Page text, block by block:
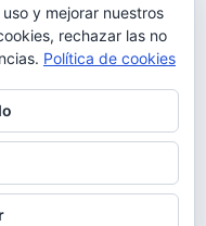
y mejorar nuestros
rechazar las no
Política de cookies